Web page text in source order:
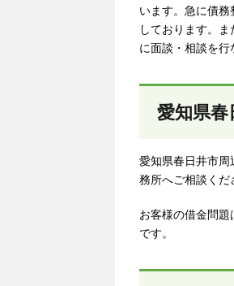
います。急に債
しております。
に面談・相談を行
愛知県春
愛知県春日井市周
務所へご相談くだ
お客様の借金問
です。